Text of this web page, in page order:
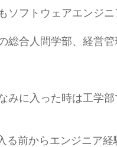
ソフトウェアエンジ
総合人間学部、経営管
みに入った時は工学
る前からエンジニア経